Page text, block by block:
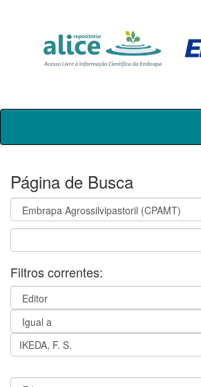
Skip
Página de Busca
Filtros correntes: